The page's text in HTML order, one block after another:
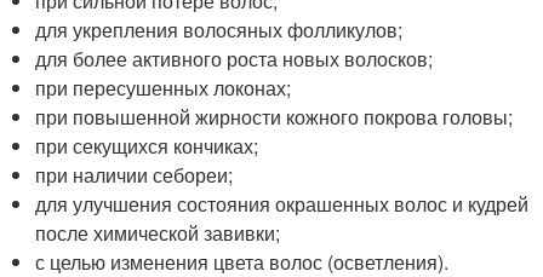
для укрепления волосяных фолликулов;
для более активного роста новых волосков;
при пересушенных локонах;
при повышенной жирности кожного покрова головы;
при секущихся кончиках;
при наличии себореи;
для улучшения состояния окрашенных волос и кудрей
после химической завивки;
с целью изменения цвета волос (осветления).